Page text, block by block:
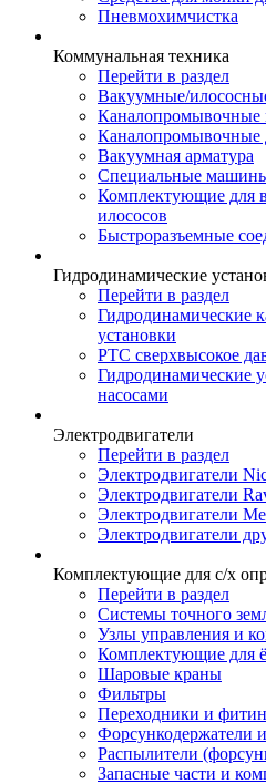
Пневмохимчистка
Коммунальная техника
Перейти в раздел
Вакуумные/
Вакуумная арматура
Специальные
Комплектующие для
илососов
Быстроразъемные
Гидродинамические
Перейти в раздел
Гидродинамические
установки
РТС сверхвысокое
Гидродинамические
насосами
Электродвигатели
Перейти в раздел
Электродвигатели
Электродвигатели
Электродвигатели
Электродвигатели
Комплектующие для с/х
Перейти в раздел
Системы точного
Узлы управления и
Комплектующие для
Шаровые краны
Фильтры
Переходники и
Форсункодержатели
Распылители
Запасные части и